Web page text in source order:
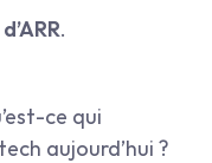
.
ce qui
aujourd’hui ?